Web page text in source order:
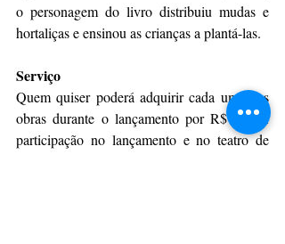
o personagem do livro distribuiu mudas e
hortaliças e ensinou as crianças a plantá-las.
Serviço
Quem quiser poderá adquirir cada uma das
obras durante o lançamento por R$ 25. A
participação no lançamento e no teatro de